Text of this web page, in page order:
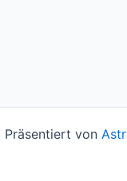
von